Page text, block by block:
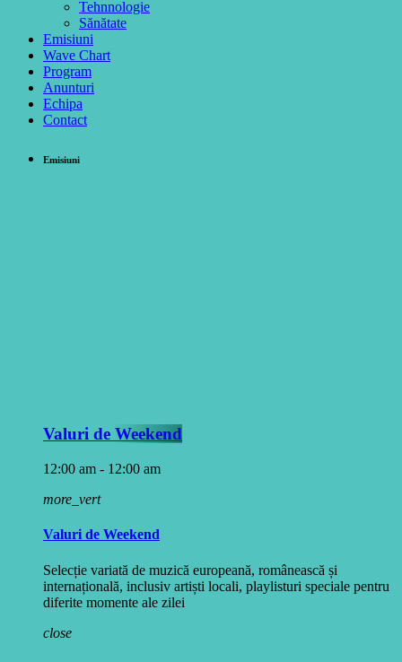
Tehnnologie
Sănătate
Emisiuni
Wave Chart
Program
Anunturi
Echipa
Contact
Emisiuni
Valuri de Weekend
12:00 am - 12:00 am
more_vert
Valuri de Weekend
Selecție variată de muzică europeană, românească și
internațională, inclusiv artiști locali, playlisturi speciale pentru
diferite momente ale zilei
close